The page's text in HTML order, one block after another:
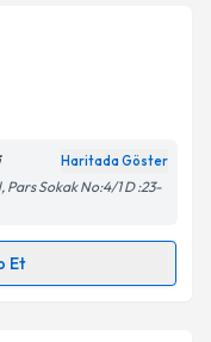
takvimi talebi
almanız için bir
bilgilendireceğiz.
ilişkinAydınlatma
belirtilen
Haritada Göster
Pars Sokak No:4/1 D :23-
Et